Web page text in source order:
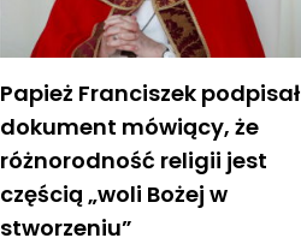
Papież Franciszek podpisał
dokument mówiący, że
różnorodność religii jest
częścią „woli Bożej w
stworzeniu”